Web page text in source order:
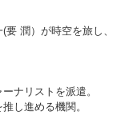
潤）が時空を旅し、
ナリストを派遣。
し進める機関。